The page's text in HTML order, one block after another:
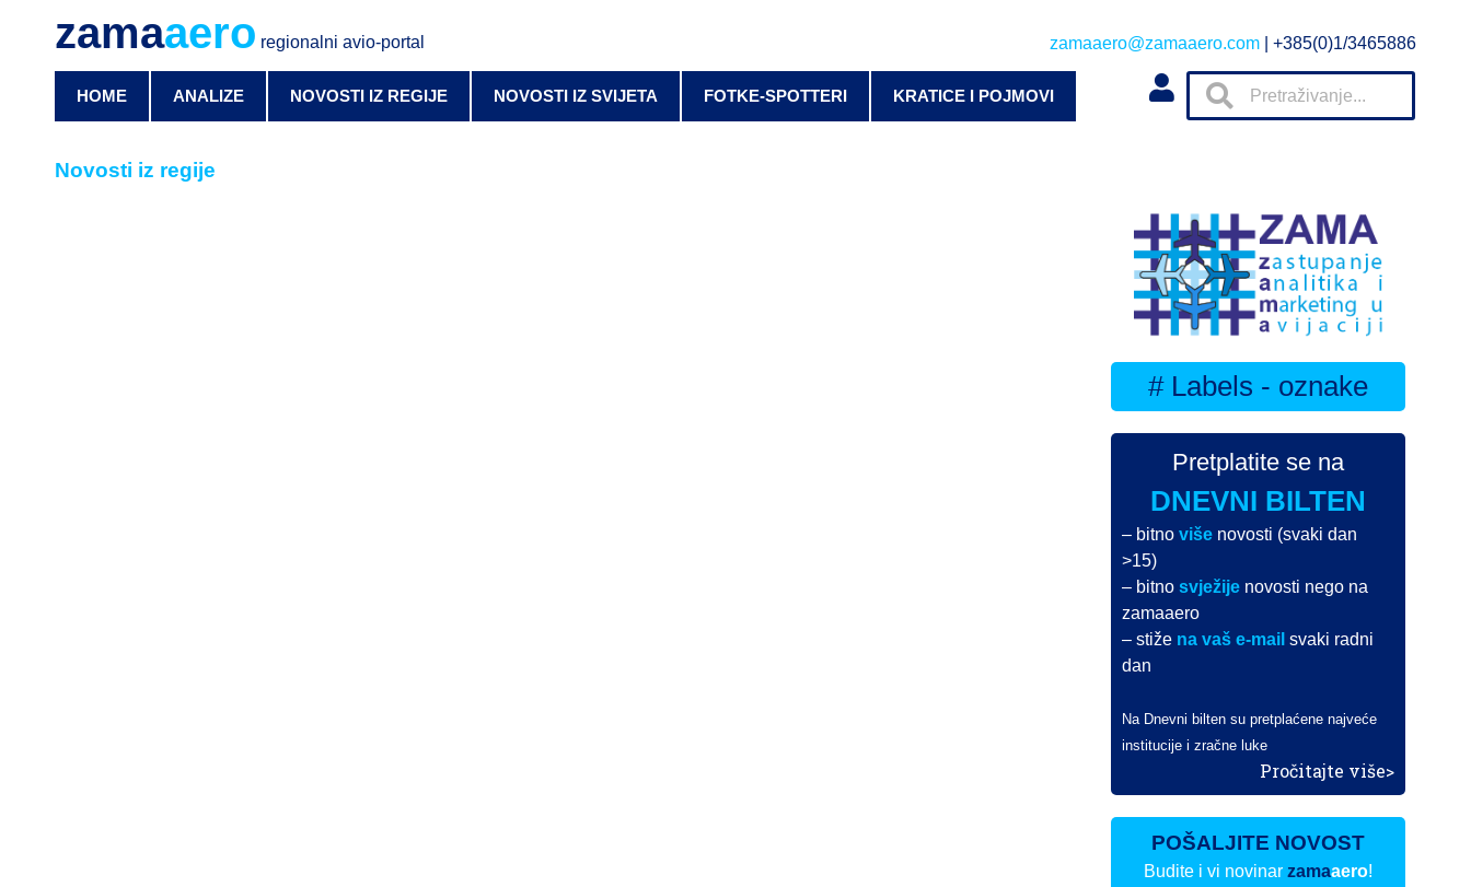
zamaaero regionalni avio-portal zamaaero@zamaaero.com | +385(0)1/3465886
HOME ANALIZE NOVOSTI IZ REGIJE NOVOSTI IZ SVIJETA FOTKE-SPOTTERI KRATICE I POJMOVI
Novosti iz regije
# Labels - oznake
Pretplatite se na
DNEVNI BILTEN
– bitnoviše novosti (svaki dan
>15)
– bitnosvježije novosti nego na
zamaaero
– stiže na vaš e-mail svaki radni
dan
Na Dnevni bilten su pretplaćene najveće
institucije i zračne luke
Pročitajte više>
POŠALJITE NOVOST
Budite i vi novinarzamaaero!